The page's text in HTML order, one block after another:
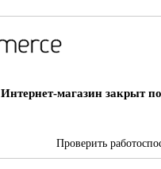
Интернет-магазин закрыт
Проверить